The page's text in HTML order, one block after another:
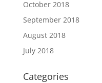
October 2018
September 2018
August 2018
July 2018
Categories